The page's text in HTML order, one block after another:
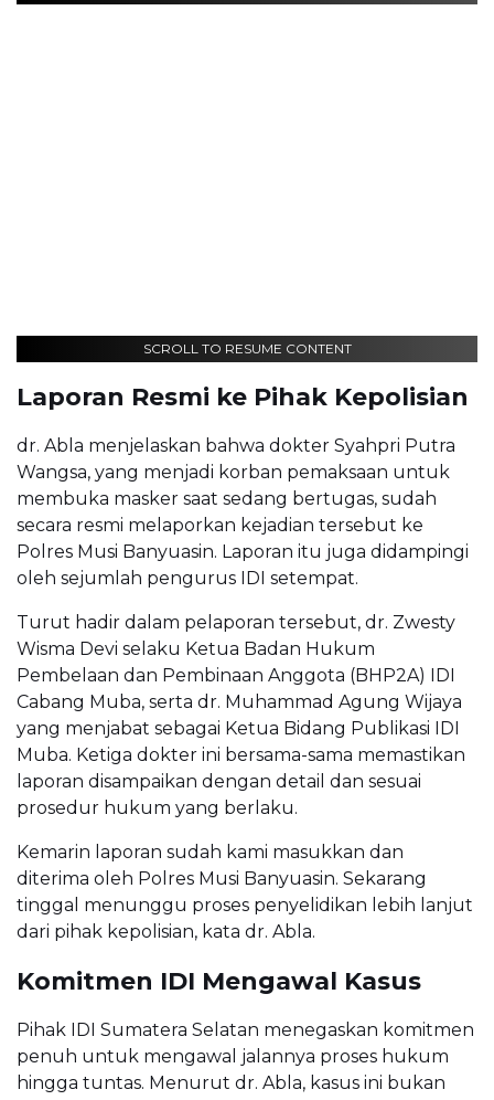
SCROLL TO RESUME CONTENT
Laporan Resmi ke Pihak Kepolisian
dr. Abla menjelaskan bahwa dokter Syahpri Putra
Wangsa, yang menjadi korban pemaksaan untuk
membuka masker saat sedang bertugas, sudah
secara resmi melaporkan kejadian tersebut ke
Polres Musi Banyuasin. Laporan itu juga didampingi
oleh sejumlah pengurus IDI setempat.
Turut hadir dalam pelaporan tersebut, dr. Zwesty
Wisma Devi selaku Ketua Badan Hukum
Pembelaan dan Pembinaan Anggota (BHP2A) IDI
Cabang Muba, serta dr. Muhammad Agung Wijaya
yang menjabat sebagai Ketua Bidang Publikasi IDI
Muba. Ketiga dokter ini bersama-sama memastikan
laporan disampaikan dengan detail dan sesuai
prosedur hukum yang berlaku.
Kemarin laporan sudah kami masukkan dan
diterima oleh Polres Musi Banyuasin. Sekarang
tinggal menunggu proses penyelidikan lebih lanjut
dari pihak kepolisian, kata dr. Abla.
Komitmen IDI Mengawal Kasus
Pihak IDI Sumatera Selatan menegaskan komitmen
penuh untuk mengawal jalannya proses hukum
hingga tuntas. Menurut dr. Abla, kasus ini bukan